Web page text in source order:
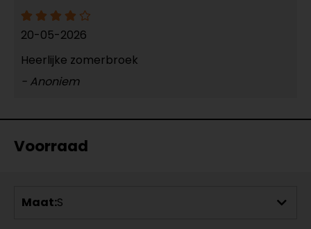
20-05-2026
Heerlijke zomerbroek
- Anoniem
Voorraad
Maat:S